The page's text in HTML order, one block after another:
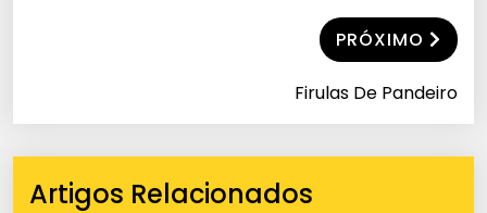
PRÓXIMO
Firulas De Pandeiro
Artigos Relacionados